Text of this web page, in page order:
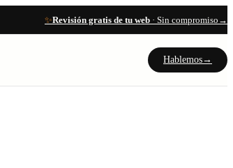
✨Revisión gratis de tu web · Sin compromiso →
Hablemos→